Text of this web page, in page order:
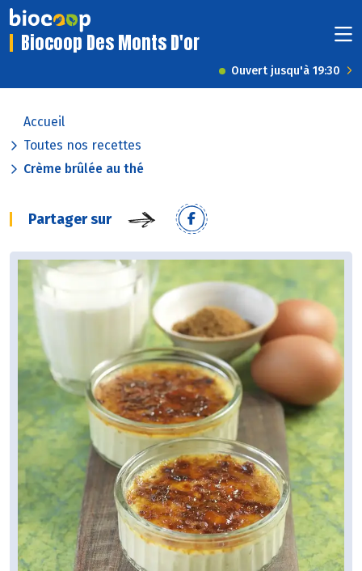
Biocoop Des Monts D'or
Ouvert jusqu'à 19:30
Accueil
Toutes nos recettes
Crème brûlée au thé
Partager sur